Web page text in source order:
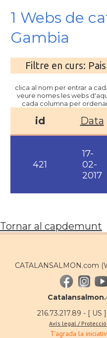
1 Webs de
Gambia
Filtre en curs:
clica al nom per entrar a
veure nomes les webs
cada columna per
id Data
421
17-
02-
2017
Tornar al capdemunt
CATALANSALMON.com
216.73.217.89 - [ US
Avís legal /
T'agrada la